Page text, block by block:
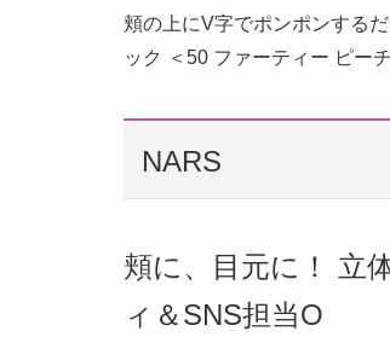
頬の上にV字でポンポンする
ック ＜50 ファーティー ピー
NARS
頬に、目元に！ 立
ィ＆SNS担当O